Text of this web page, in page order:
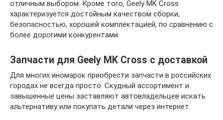
отличным выбором. Кроме того, Geely MK Cross
характеризуется достойным качеством сборки,
безопасностью, хорошей комплектацией, по сравнению с
более дорогими конкурентами.
Запчасти для Geely MK Cross с доставкой
Для многих иномарок приобрести запчасти в российских
городах не всегда просто. Скудный ассортимент и
завышенные цены заставляют автовладельцев искать
альтернативу или покупать детали через интернет.